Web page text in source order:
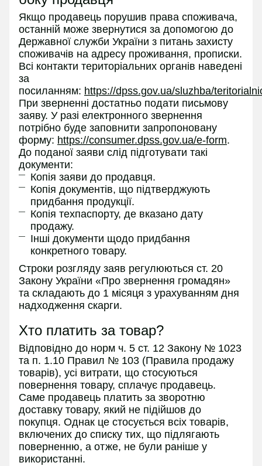
Якщо продавець порушив права споживача,
останній може звернутися за допомогою до
Державної служби України з питань захисту
споживачів на адресу проживання, прописки.
Всі контакти територіальних органів наведені
за
посиланням: https://dpss.gov.ua/sluzhba/
При зверненні достатньо подати письмову
заяву. У разі електронного звернення
потрібно буде заповнити запропоновану
форму: https://consumer.dpss.gov.ua/e-form.
До поданої заяви слід підготувати такі
документи:
Копія заяви до продавця.
Копія документів, що підтверджують
придбання продукції.
Копія техпаспорту, де вказано дату
продажу.
Інші документи щодо придбання
конкретного товару.
Строки розгляду заяв регулюються ст. 20
Закону України «Про звернення громадян»
та складають до 1 місяця з урахуванням дня
надходження скарги.
Хто платить за товар?
Відповідно до норм ч. 5 ст. 12 Закону № 1023
та п. 1.10 Правил № 103 (Правила продажу
товарів), усі витрати, що стосуються
повернення товару, сплачує продавець.
Саме продавець платить за зворотню
доставку товару, який не підійшов до
покупця. Однак це стосується всіх товарів,
включених до списку тих, що підлягають
поверненню, а отже, не були раніше у
використанні.